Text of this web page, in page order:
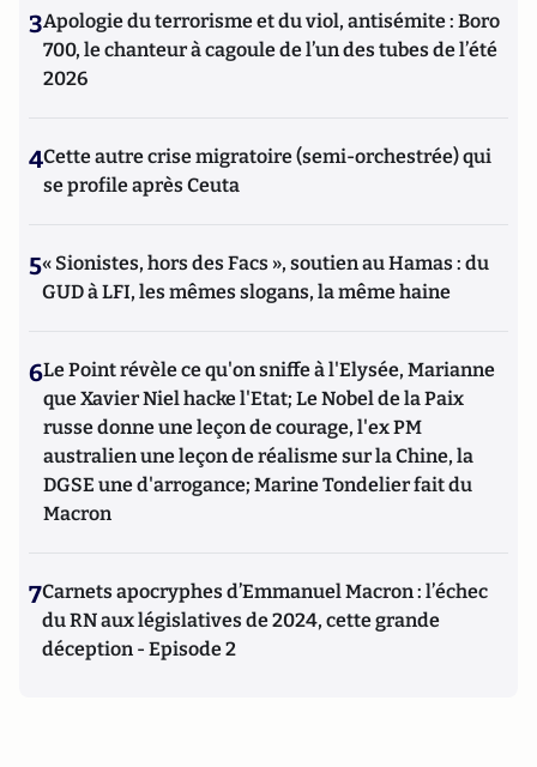
3Apologie du terrorisme et du viol, antisémite : Boro
700, le chanteur à cagoule de l’un des tubes de l’été
2026
4Cette autre crise migratoire (semi-orchestrée) qui
se profile après Ceuta
5« Sionistes, hors des Facs », soutien au Hamas : du
GUD à LFI, les mêmes slogans, la même haine
6Le Point révèle ce qu'on sniffe à l'Elysée, Marianne
que Xavier Niel hacke l'Etat; Le Nobel de la Paix
russe donne une leçon de courage, l'ex PM
australien une leçon de réalisme sur la Chine, la
DGSE une d'arrogance; Marine Tondelier fait du
Macron
7Carnets apocryphes d’Emmanuel Macron : l’échec
du RN aux législatives de 2024, cette grande
déception - Episode 2